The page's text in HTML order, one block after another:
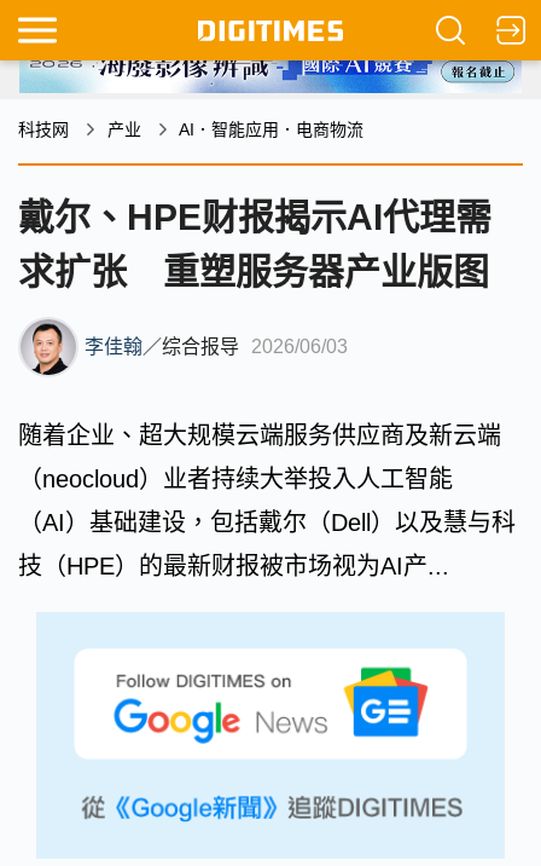
科技网 产业 AI．智能应用．电商物流
戴尔、HPE财报揭示AI代理需
求扩张 重塑服务器产业版图
李佳翰／综合报导 2026/06/03
随着企业、超大规模云端服务供应商及新云端
（neocloud）业者持续大举投入人工智能
（AI）基础建设，包括戴尔（Dell）以及慧与科
技（HPE）的最新财报被市场视为AI产...